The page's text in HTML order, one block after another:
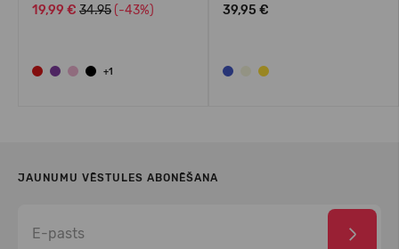
19,99 € 34.95 (-43%)
+1
39,95 €
JAUNUMU VĒSTULES ABONĒŠANA